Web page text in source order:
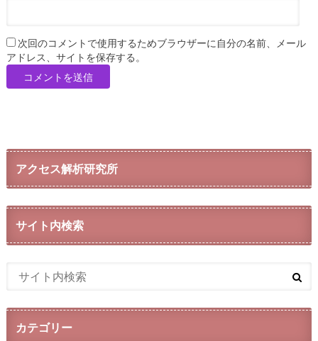
次回のコメントで使用するためブラウザーに自分の名前、メール
アドレス、サイトを保存する。
アクセス解析研究所
サイト内検索
カテゴリー